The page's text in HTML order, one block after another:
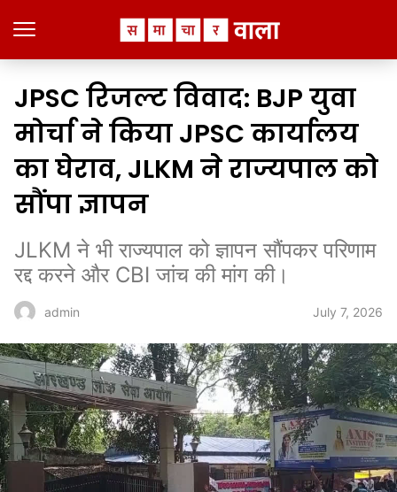
JPSC रिजल्ट विवाद: BJP युवा
मोर्चा ने किया JPSC कार्यालय
का घेराव, JLKM ने राज्यपाल को
सौंपा ज्ञापन
JLKM ने भी राज्यपाल को ज्ञापन सौंपकर परिणाम
रद्द करने और CBI जांच की मांग की।
admin July 7, 2026